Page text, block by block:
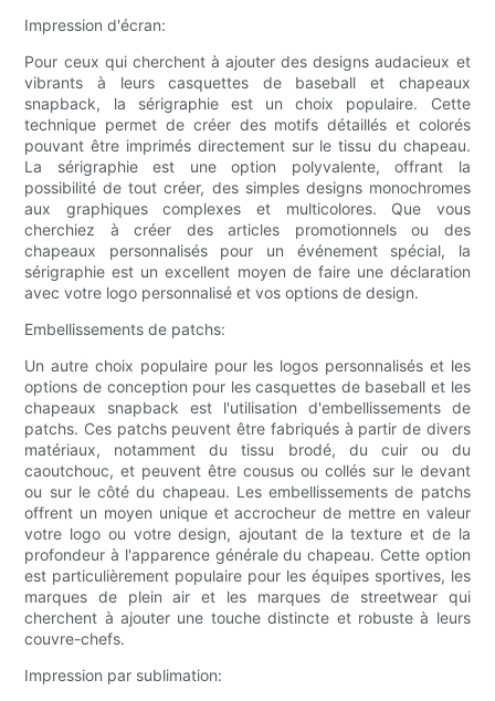
Impression d'écran:
Pour ceux qui cherchent à ajouter des designs audacieux et
vibrants à leurs casquettes de baseball et chapeaux
snapback, la sérigraphie est un choix populaire. Cette
technique permet de créer des motifs détaillés et colorés
pouvant être imprimés directement sur le tissu du chapeau.
La sérigraphie est une option polyvalente, offrant la
possibilité de tout créer, des simples designs monochromes
aux graphiques complexes et multicolores. Que vous
cherchiez à créer des articles promotionnels ou des
chapeaux personnalisés pour un événement spécial, la
sérigraphie est un excellent moyen de faire une déclaration
avec votre logo personnalisé et vos options de design.
Embellissements de patchs:
Un autre choix populaire pour les logos personnalisés et les
options de conception pour les casquettes de baseball et les
chapeaux snapback est l'utilisation d'embellissements de
patchs. Ces patchs peuvent être fabriqués à partir de divers
matériaux, notamment du tissu brodé, du cuir ou du
caoutchouc, et peuvent être cousus ou collés sur le devant
ou sur le côté du chapeau. Les embellissements de patchs
offrent un moyen unique et accrocheur de mettre en valeur
votre logo ou votre design, ajoutant de la texture et de la
profondeur à l'apparence générale du chapeau. Cette option
est particulièrement populaire pour les équipes sportives, les
marques de plein air et les marques de streetwear qui
cherchent à ajouter une touche distincte et robuste à leurs
couvre-chefs.
Impression par sublimation: